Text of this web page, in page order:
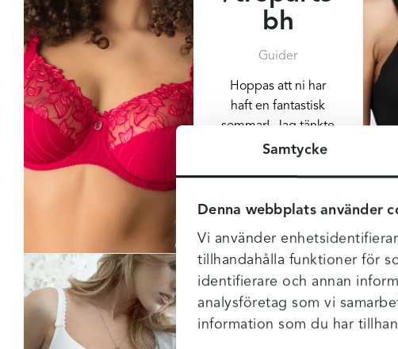
Samtycke
Denna webbplats använder
Vi använder
tillhandahålla funktioner för
identifierare och annan
analysföretag som vi
information som du har
bh
Guider
Hoppas att ni har
haft en fantastisk
sommar! Jag tänkte
att vi ska prata lite
olika funktioner.
Veckans
Vara –
Rebecca